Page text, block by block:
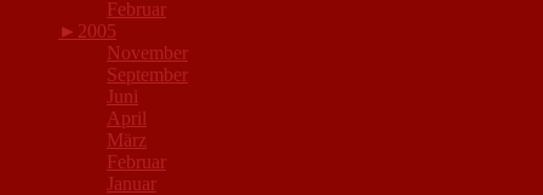
Februar
► 2005
November
September
Juni
April
März
Februar
Januar